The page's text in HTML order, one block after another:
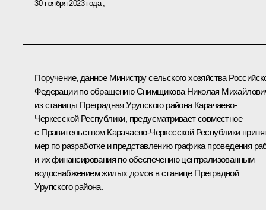
30 ноября 2023 года
Поручение, данное Министру сельского хозяйства
Федерации по обращению Снимщикова Николая
из станицы Преградная Урупского района Карачаево-
Черкесской Республики, предусматривает совместное
с Правительством Карачаево-Черкесской Республики
мер по разработке и представлению графика проведения
и их финансирования по обеспечению централизованным
водоснабжением жилых домов в станице Преградной
Урупского района.